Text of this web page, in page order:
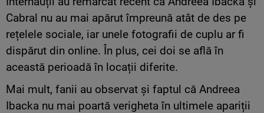
Cabral nu au mai apărut împreună atât de des pe
rețelele sociale, iar unele fotografii de cuplu ar fi
dispărut din online. În plus, cei doi se află în
această perioadă în locații diferite.
Mai mult, fanii au observat și faptul că Andreea
Ibacka nu mai poartă verigheta în ultimele apariții